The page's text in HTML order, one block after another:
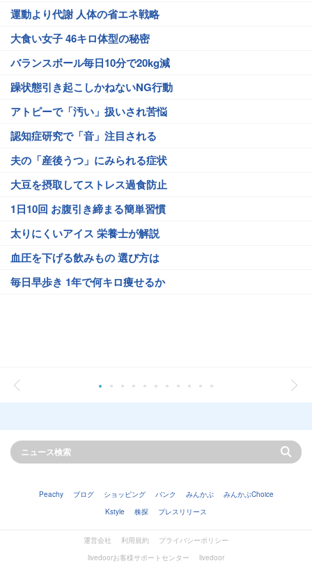
運動より代謝 人体の省エネ戦略
大食い女子 46キロ体型の秘密
バランスボール毎日10分で20kg減
躁状態引き起こしかねないNG行動
アトピーで「汚い」扱いされ苦悩
認知症研究で「音」注目される
夫の「産後うつ」にみられる症状
大豆を摂取してストレス過食防止
1日10回 お腹引き締まる簡単習慣
太りにくいアイス 栄養士が解説
血圧を下げる飲みもの 選び方は
毎日早歩き 1年で何キロ痩せるか
Peachy ブログ ショッピング バンク みんかぶ
みんかぶChoice
Kstyle
株探 プレスリリース
運営会社 利用規約
プライバシーポリシー
livedoorお客様サポートセンター
livedoor